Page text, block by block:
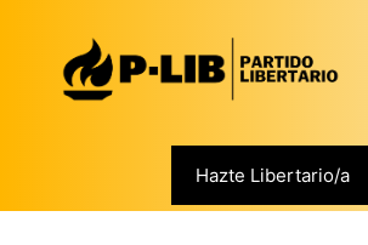
contenido
Hazte Libertario/a